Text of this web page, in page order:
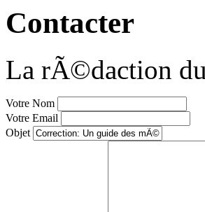
Contacter
La rÃ©daction
Votre Nom
Votre Email
Objet